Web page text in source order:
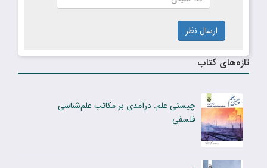
ارسال نظر
تازه‌های کتاب
چیستی علم: درآمدی بر مکاتب علم‌شناسی
فلسفی